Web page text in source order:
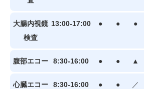
大腸内視鏡
検査
13:00-17:00 ● ● ●
腹部エコー 8:30-16:00 ● ● ▲
心臓エコー 8:30-16:00 ● ● ／